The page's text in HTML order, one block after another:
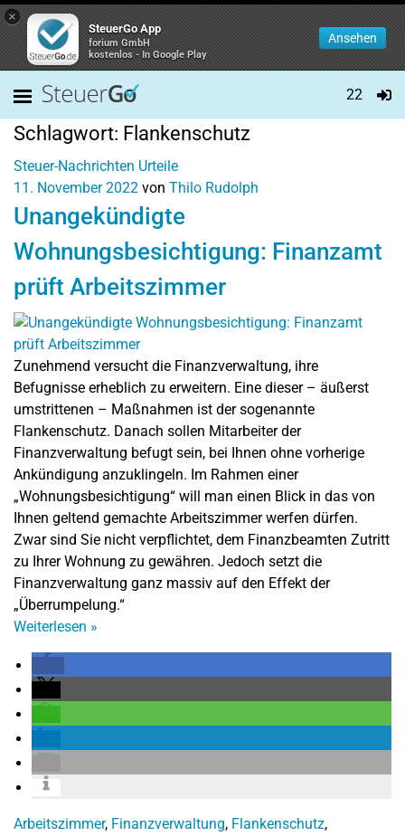
×
SteuerGo App
forium GmbH
kostenlos - In Google Play
Ansehen
22
Schlagwort: Flankenschutz
Steuer-Nachrichten Urteile
11. November 2022 von Thilo Rudolph
Unangekündigte
Wohnungsbesichtigung: Finanzamt
prüft Arbeitszimmer
Zunehmend versucht die Finanzverwaltung, ihre
Befugnisse erheblich zu erweitern. Eine dieser – äußerst
umstrittenen – Maßnahmen ist der sogenannte
Flankenschutz. Danach sollen Mitarbeiter der
Finanzverwaltung befugt sein, bei Ihnen ohne vorherige
Ankündigung anzuklingeln. Im Rahmen einer
„Wohnungsbesichtigung“ will man einen Blick in das von
Ihnen geltend gemachte Arbeitszimmer werfen dürfen.
Zwar sind Sie nicht verpflichtet, dem Finanzbeamten Zutritt
zu Ihrer Wohnung zu gewähren. Jedoch setzt die
Finanzverwaltung ganz massiv auf den Effekt der
„Überrumpelung.“
Weiterlesen »
Arbeitszimmer, Finanzverwaltung, Flankenschutz,